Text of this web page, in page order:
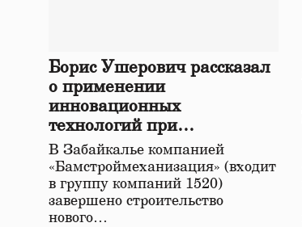
Борис Ушерович рассказал
о применении
инновационных
технологий при
строительстве нового моста
в Забайкалье
В Забайкалье компанией
«Бамстроймеханизация» (входит
в группу компаний 1520)
завершено строительство
нового…